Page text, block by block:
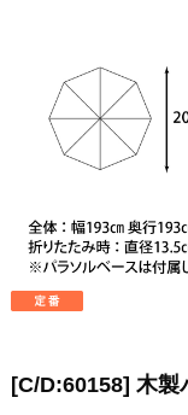
[C/D:60158] 木製